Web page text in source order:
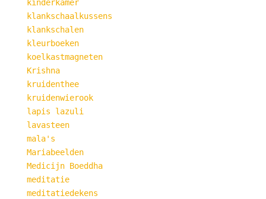
kinderkamer
klankschaalkussens
klankschalen
kleurboeken
koelkastmagneten
Krishna
kruidenthee
kruidenwierook
lapis lazuli
lavasteen
mala's
Mariabeelden
Medicijn Boeddha
meditatie
meditatiedekens